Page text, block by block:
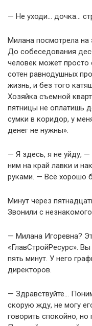
— Не уходи… дочка…
Милана посмотрела на
До собеседования
человек может просто
сотен равнодушных
жизнь, и без того
Хозяйка съемной
пятницы не оплатишь
сумки в коридор, у
денег не нужны».
— Я здесь, я не уйду,
ним на край лавки и
руками. — Всё хорошо
Минут через
Звонили с
— Милана Игоревна?
«ГлавСтройРесурс».
пять минут. У него
директоров.
— Здравствуйте…
скорую жду, не могу
говорить спокойно,